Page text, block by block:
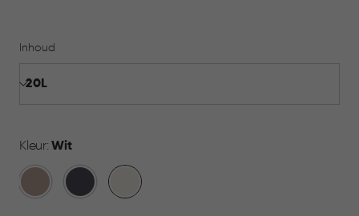
Inhoud
Kleur:Wit
Warm
Taupe
AntracietWit